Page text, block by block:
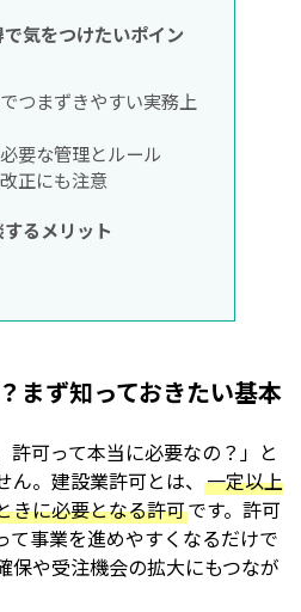
気をつけたいポイン
つまずきやすい実務上
要な管理とルール
正にも注意
るメリット
まず知っておきたい基本
許可って本当に必要なの？」と
。建設業許可とは、 一定以上
きに必要となる許可です。許可
て事業を進めやすくなるだけで
保や受注機会の拡大にもつなが